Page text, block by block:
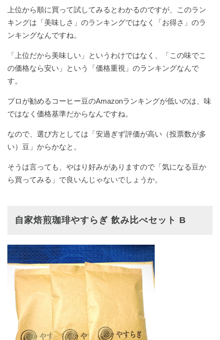
上位から順に買って試してみるとわかるのですが、このラン
キングは「美味しさ」のランキングではなく「お得さ」のラ
ンキングなんですね。
「上位だから美味しい」というわけではなく、「この味でこ
の価格なら安い」という「価格重視」のランキングなんで
す。
プロが勧めるコーヒー豆のAmazonランキングが低いのは、味
ではなく価格基準だからなんですね。
なので、選び方としては「安過ぎず評価が高い（投票数が多
い）豆」からかなと。
そうは言っても、やはり好みがありますので「気になる豆か
ら買ってみる」で良いんじゃないでしょうか。
自家焙煎珈琲やすらぎ 飲み比べセット B